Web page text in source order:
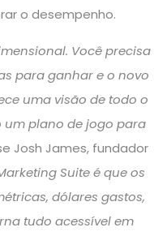
o desempenho.
Você precisa
para ganhar e o novo
uma visão de todo o
plano de jogo para
Josh James, fundador
Suite é que os
dólares gastos,
tudo acessível em